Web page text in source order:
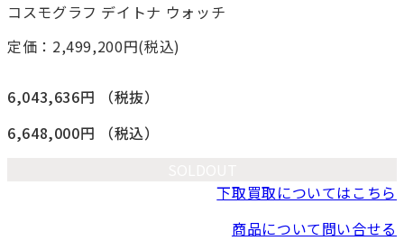
コスモグラフ デイトナ ウォッチ
定価：2,499,200円(税込)
6,043,636円
（税抜）
6,648,000円
（税込）
下取買取についてはこちら
商品について問い合せる